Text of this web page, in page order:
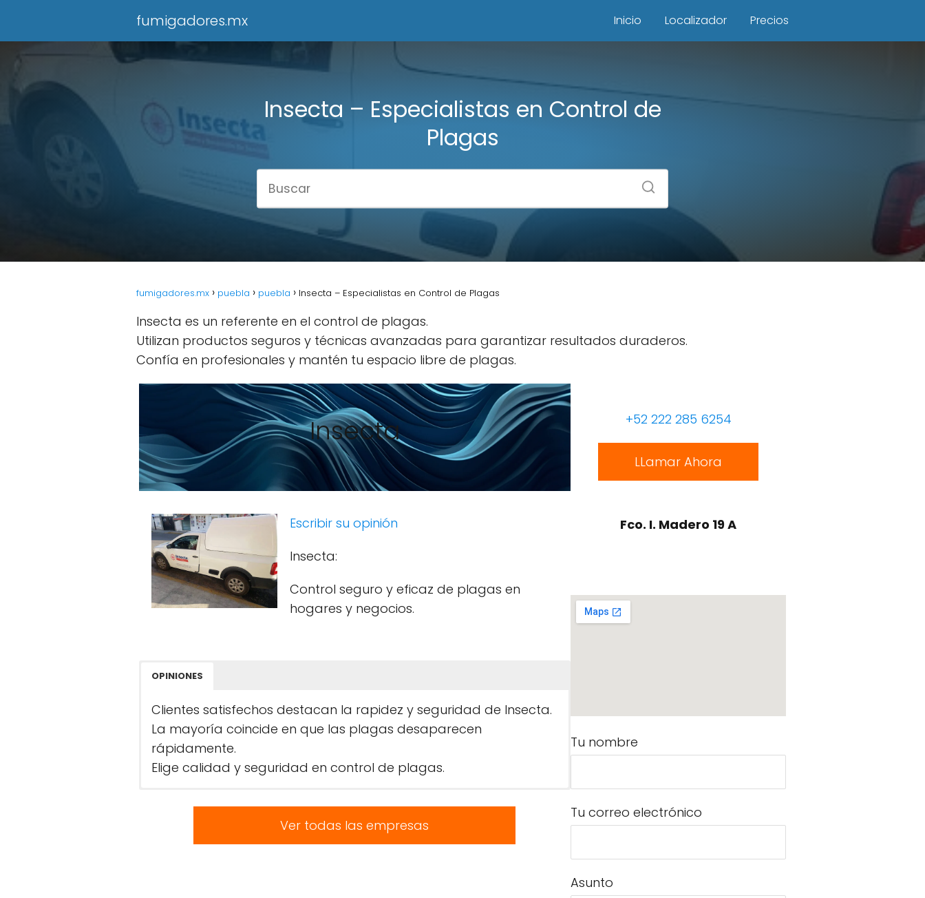
fumigadores.mx Inicio Localizador Precios
Insecta – Especialistas en Control de
Plagas
fumigadores.mx puebla puebla Insecta – Especialistas en Control de Plagas
Insecta es un referente en el control de plagas.
Utilizan productos seguros y técnicas avanzadas para garantizar resultados duraderos.
Confía en profesionales y mantén tu espacio libre de plagas.
Insecta
Escribir su opinión
Insecta:
Control seguro y eficaz de plagas en
hogares y negocios.
OPINIONES
Clientes satisfechos destacan la rapidez y seguridad de Insecta.
La mayoría coincide en que las plagas desaparecen
rápidamente.
Elige calidad y seguridad en control de plagas.
Ver todas las empresas
+52 222 285 6254
LLamar Ahora
Fco. I. Madero 19 A
Tu nombre
Tu correo electrónico
Asunto